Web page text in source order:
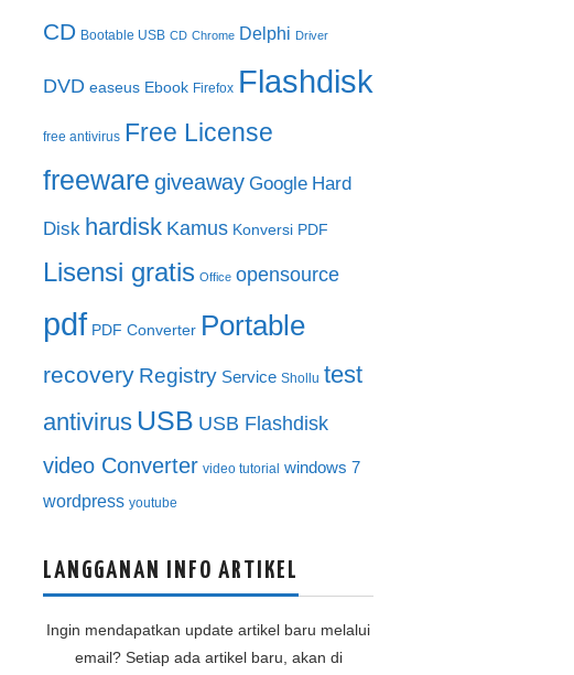
CD Bootable USB CD Chrome Delphi Driver
DVD easeus Ebook Firefox Flashdisk
free antivirus Free License
freeware giveaway Google Hard
Disk hardisk Kamus Konversi PDF
Lisensi gratis Office opensource
pdf PDF Converter Portable
recovery Registry Service Shollu test
antivirus USB USB Flashdisk
video Converter video tutorial windows 7
wordpress youtube
LANGGANAN INFO ARTIKEL
Ingin mendapatkan update artikel baru melalui
email? Setiap ada artikel baru, akan di